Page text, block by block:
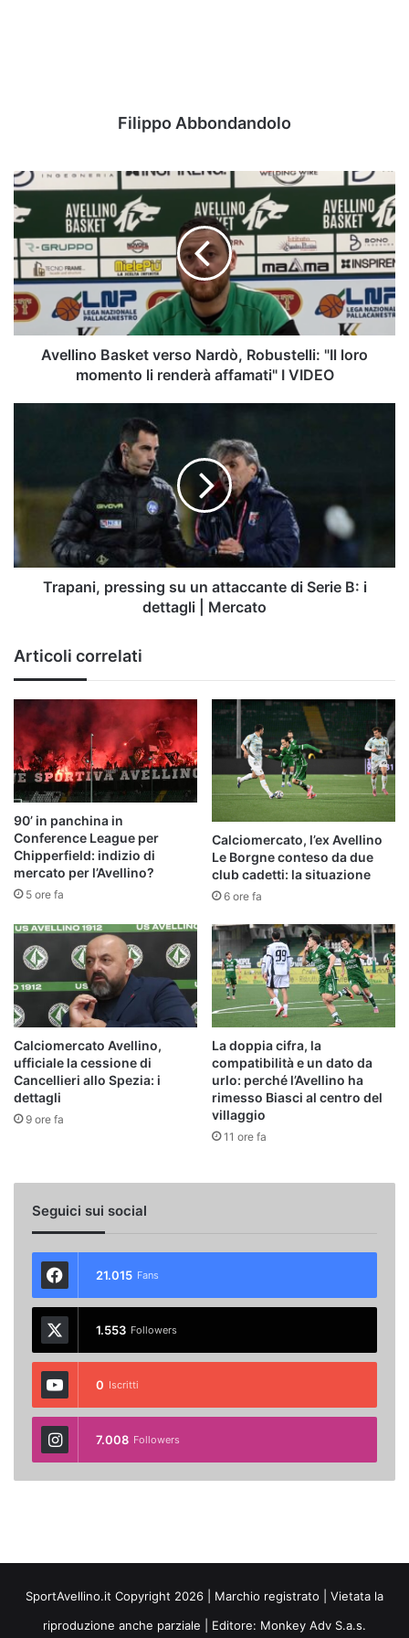
Filippo Abbondandolo
Avellino
verso
Nardò,
Robustelli:
"Il
loro
momento
li
renderàAvellino Basket verso Nardò, Robustelli: "Il loro
momento li renderà affamati" I VIDEO
attaccante
di
B:
i
dettagliTrapani, pressing su un attaccante di Serie B: i
dettagli | Mercato
Articoli correlati
90’ in panchina in
Conference League per
Chipperfield: indizio di
mercato per l’Avellino?
5 ore fa
Calciomercato, l’ex Avellino
Le Borgne conteso da due
club cadetti: la situazione
6 ore fa
Calciomercato Avellino,
ufficiale la cessione di
Cancellieri allo Spezia: i
dettagli
9 ore fa
La doppia cifra, la
compatibilità e un dato da
urlo: perché l’Avellino ha
rimesso Biasci al centro del
villaggio
11 ore fa
Seguici sui social
21.015 Fans
1.553 Followers
0 Iscritti
7.008 Followers
SportAvellino.it Copyright 2026 | Marchio registrato | Vietata la
riproduzione anche parziale | Editore: Monkey Adv S.a.s.